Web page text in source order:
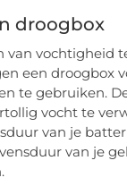
droogbox
van vochtigheid
een droogbox
te gebruiken.
vocht te
van je
van je